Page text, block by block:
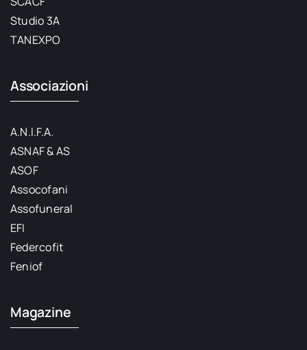
Studio 3A
TANEXPO
Associazioni
A.N.I.F.A.
ASNAF & AS
ASOF
Assocofani
Assofuneral
EFI
Federcofit
Feniof
Magazine